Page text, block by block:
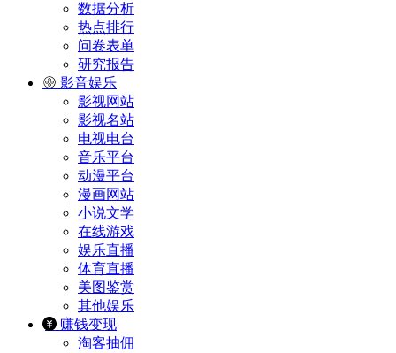
数据分析
热点排行
问卷表单
研究报告
影音娱乐
影视网站
影视名站
电视电台
音乐平台
动漫平台
漫画网站
小说文学
在线游戏
娱乐直播
体育直播
美图鉴赏
其他娱乐
赚钱变现
淘客抽佣